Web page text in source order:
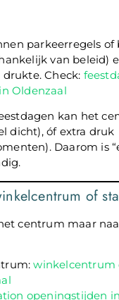
parkeerregels of
van beleid)
Check:
Oldenzaal
kan het
dicht), óf extra druk
Daarom is
of
centrum maar
winkelcentrum
openingstijden